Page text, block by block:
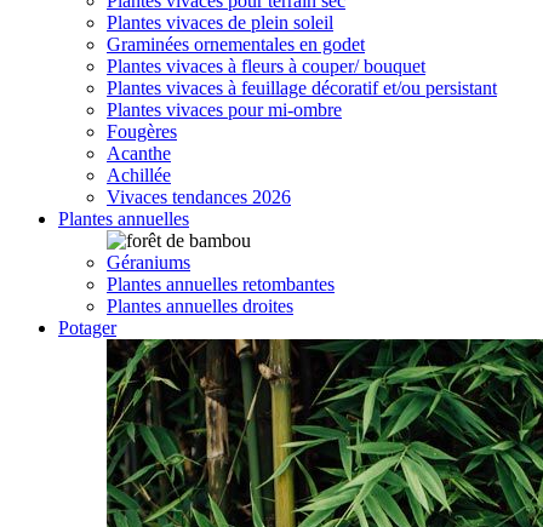
Plantes vivaces de plein soleil
Graminées ornementales en godet
Plantes vivaces à fleurs à couper/ bouquet
Plantes vivaces à feuillage décoratif et/ou persistant
Plantes vivaces pour mi-ombre
Fougères
Acanthe
Achillée
Vivaces tendances 2026
Plantes annuelles
Géraniums
Plantes annuelles retombantes
Plantes annuelles droites
Potager